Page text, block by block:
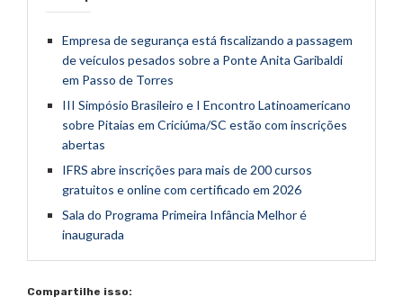
Empresa de segurança está fiscalizando a passagem
de veículos pesados sobre a Ponte Anita Garibaldi
em Passo de Torres
III Simpósio Brasileiro e I Encontro Latinoamericano
sobre Pitaias em Criciúma/SC estão com inscrições
abertas
IFRS abre inscrições para mais de 200 cursos
gratuitos e online com certificado em 2026
Sala do Programa Primeira Infância Melhor é
inaugurada
Compartilhe isso: